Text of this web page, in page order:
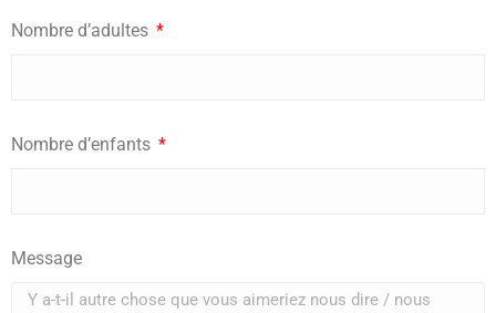
Nombre d’adultes
Nombre d’enfants
Message